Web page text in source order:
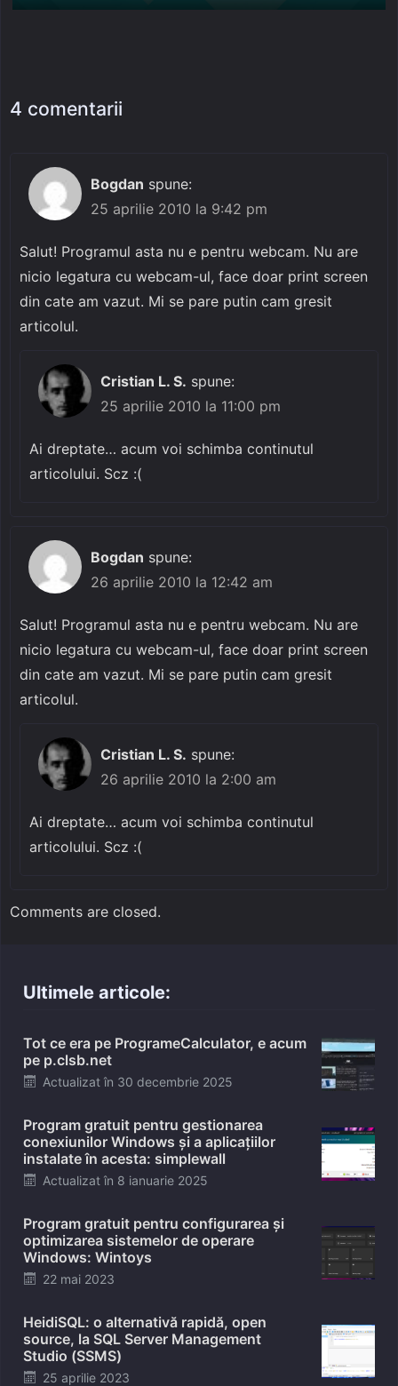
4 comentarii
Bogdan spune:
25 aprilie 2010 la 9:42 pm
Salut! Programul asta nu e pentru webcam. Nu are
nicio legatura cu webcam-ul, face doar print screen
din cate am vazut. Mi se pare putin cam gresit
articolul.
Cristian L. S. spune:
25 aprilie 2010 la 11:00 pm
Ai dreptate… acum voi schimba continutul
articolului. Scz :(
Bogdan spune:
26 aprilie 2010 la 12:42 am
Salut! Programul asta nu e pentru webcam. Nu are
nicio legatura cu webcam-ul, face doar print screen
din cate am vazut. Mi se pare putin cam gresit
articolul.
Cristian L. S. spune:
26 aprilie 2010 la 2:00 am
Ai dreptate… acum voi schimba continutul
articolului. Scz :(
Comments are closed.
Ultimele articole:
Tot ce era pe ProgrameCalculator, e acum
pe p.clsb.net
Posted
Actualizat în 30 decembrie 2025
Program gratuit pentru gestionarea
conexiunilor Windows și a aplicațiilor
instalate în acesta: simplewall
Posted
Actualizat în 8 ianuarie 2025
Program gratuit pentru configurarea și
optimizarea sistemelor de operare
Windows: Wintoys
Posted
22 mai 2023
HeidiSQL: o alternativă rapidă, open
source, la SQL Server Management
Studio (SSMS)
Posted
25 aprilie 2023